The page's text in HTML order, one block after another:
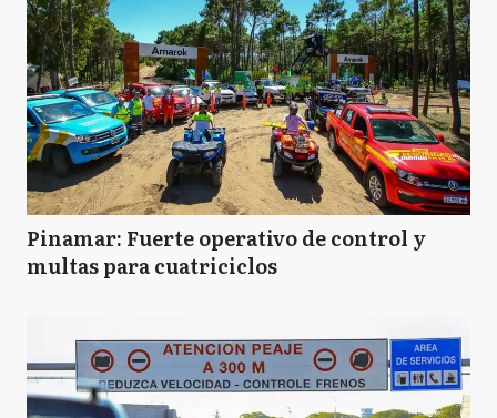
Pinamar: Fuerte operativo de control y
multas para cuatriciclos